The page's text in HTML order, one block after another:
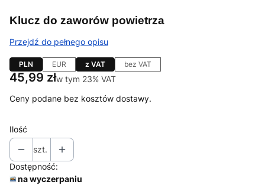
Klucz do zaworów powietrza
Przejdź do pełnego opisu
PLN EUR z VAT bez VAT
Cena
45,99 złw tym 23% VAT
w tym 23% VAT
Ceny podane bez kosztów dostawy.
Ilość
szt.
Dostępność:
na wyczerpaniu